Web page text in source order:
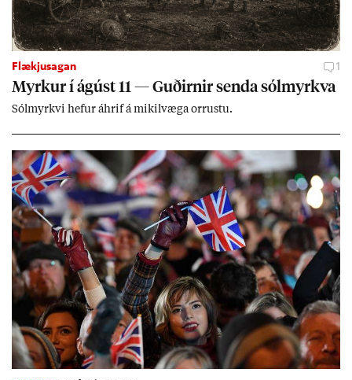
Flækjusagan 1
Myrk­ur í ág­úst 11 — Guð­irn­ir senda sól­myrkva
Sól­myrkvi hef­ur áhrif á mik­il­væga orr­ustu.